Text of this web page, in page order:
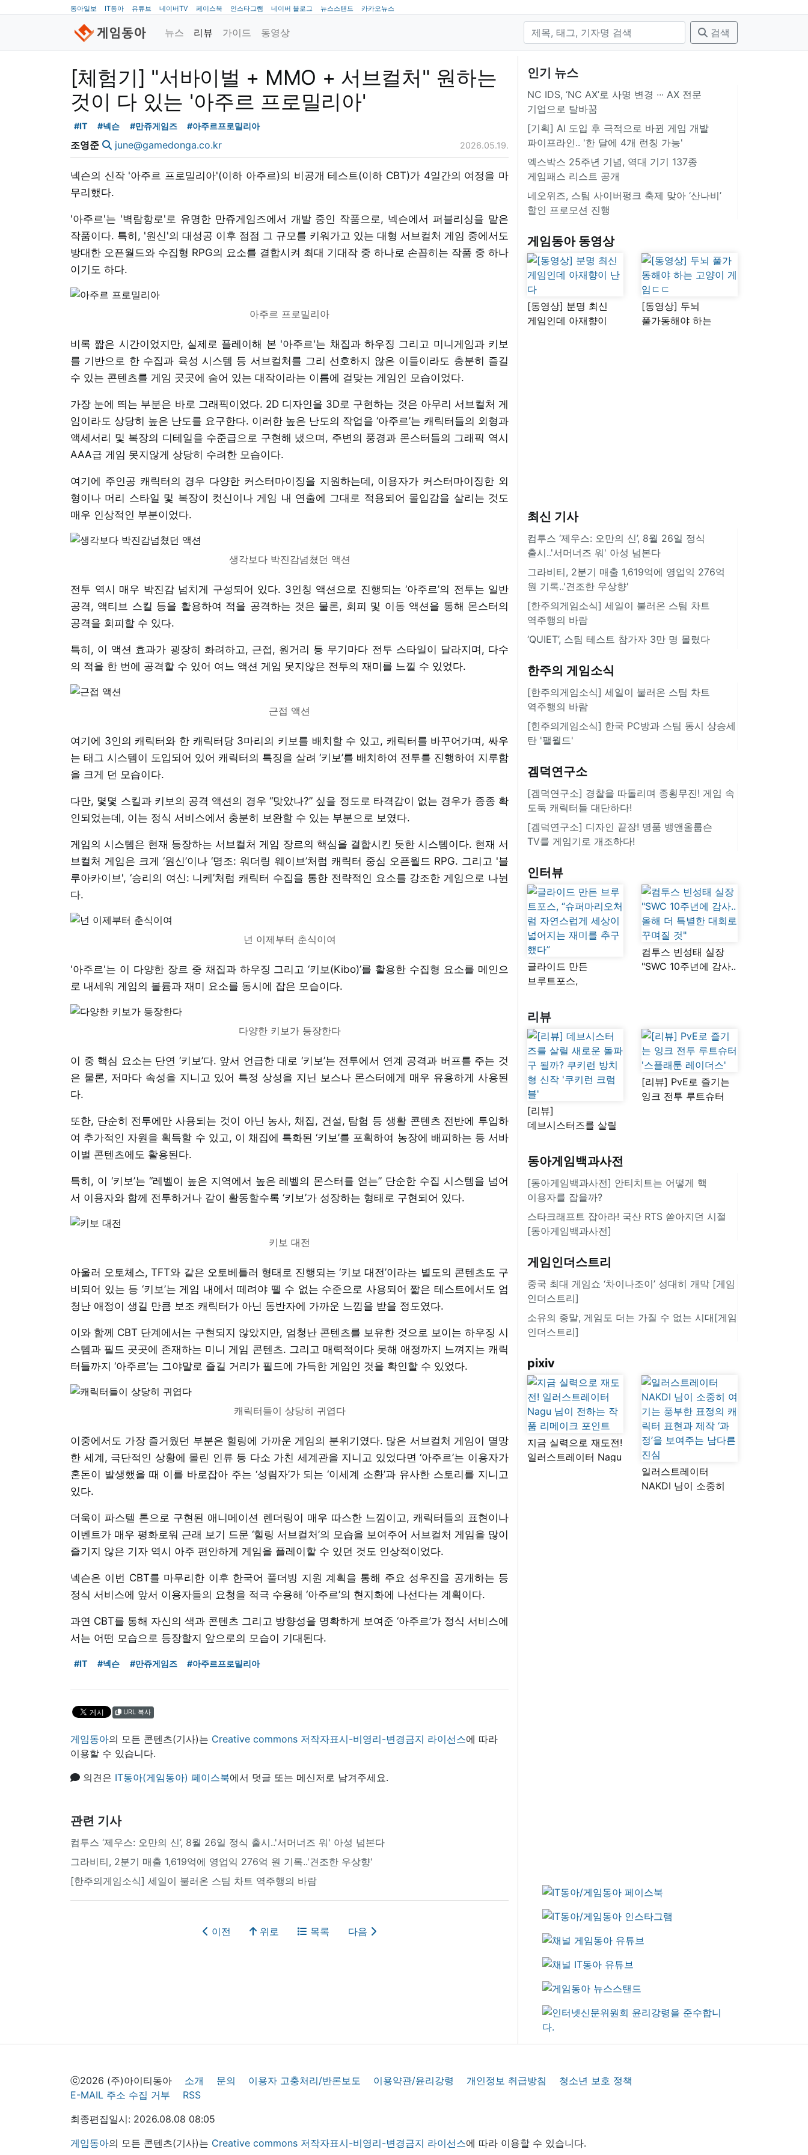
동아일보 IT동아 유튜브 네이버TV 페이스북 인스타그램 네이버 블로그 뉴스스탠드 카카오뉴스
뉴스 리뷰 가이드 동영상 검색
[체험기] "서바이벌 + MMO + 서브컬처" 원하는
것이 다 있는 '아주르 프로밀리아'
#IT #넥슨 #만쥬게임즈 #아주르프로밀리아
조영준 june@gamedonga.co.kr 2026.05.19.
넥슨의 신작 '아주르 프로밀리아'(이하 아주르)의 비공개 테스트(이하 CBT)가 4일간의 여정을 마
무리했다.
'아주르'는 '벽람항로'로 유명한 만쥬게임즈에서 개발 중인 작품으로, 넥슨에서 퍼블리싱을 맡은
작품이다. 특히, '원신'의 대성공 이후 점점 그 규모를 키워가고 있는 대형 서브컬처 게임 중에서도
방대한 오픈월드와 수집형 RPG의 요소를 결합시켜 최대 기대작 중 하나로 손꼽히는 작품 중 하나
이기도 하다.
아주르 프로밀리아
비록 짧은 시간이었지만, 실제로 플레이해 본 '아주르'는 채집과 하우징 그리고 미니게임과 키보
를 기반으로 한 수집과 육성 시스템 등 서브컬처를 그리 선호하지 않은 이들이라도 충분히 즐길
수 있는 콘텐츠를 게임 곳곳에 숨어 있는 대작이라는 이름에 걸맞는 게임인 모습이었다.
가장 눈에 띄는 부분은 바로 그래픽이었다. 2D 디자인을 3D로 구현하는 것은 아무리 서브컬처 게
임이라도 상당히 높은 난도를 요구한다. 이러한 높은 난도의 작업을 ‘아주르’는 캐릭터들의 외형과
액세서리 및 복장의 디테일을 수준급으로 구현해 냈으며, 주변의 풍경과 몬스터들의 그래픽 역시
AAA급 게임 못지않게 상당히 수려한 모습이다.
여기에 주인공 캐릭터의 경우 다양한 커스터마이징을 지원하는데, 이용자가 커스터마이징한 외
형이나 머리 스타일 및 복장이 컷신이나 게임 내 연출에 그대로 적용되어 몰입감을 살리는 것도
매우 인상적인 부분이었다.
생각보다 박진감넘쳤던 액션
전투 역시 매우 박진감 넘치게 구성되어 있다. 3인칭 액션으로 진행되는 ‘아주르’의 전투는 일반
공격, 액티브 스킬 등을 활용하여 적을 공격하는 것은 물론, 회피 및 이동 액션을 통해 몬스터의
공격을 회피할 수 있다.
특히, 이 액션 효과가 굉장히 화려하고, 근접, 원거리 등 무기마다 전투 스타일이 달라지며, 다수
의 적을 한 번에 공격할 수 있어 여느 액션 게임 못지않은 전투의 재미를 느낄 수 있었다.
근접 액션
여기에 3인의 캐릭터와 한 캐릭터당 3마리의 키보를 배치할 수 있고, 캐릭터를 바꾸어가며, 싸우
는 태그 시스템이 도입되어 있어 캐릭터의 특징을 살려 ‘키보’를 배치하여 전투를 진행하여 지루함
을 크게 던 모습이다.
다만, 몇몇 스킬과 키보의 공격 액션의 경우 “맞았나?” 싶을 정도로 타격감이 없는 경우가 종종 확
인되었는데, 이는 정식 서비스에서 충분히 보완할 수 있는 부분으로 보였다.
게임의 시스템은 현재 등장하는 서브컬처 게임 장르의 핵심을 결합시킨 듯한 시스템이다. 현재 서
브컬처 게임은 크게 ‘원신’이나 ‘명조: 워더링 웨이브’처럼 캐릭터 중심 오픈월드 RPG. 그리고 '블
루아카이브', ‘승리의 여신: 니케’처럼 캐릭터 수집을 통한 전략적인 요소를 강조한 게임으로 나뉜
다.
넌 이제부터 춘식이여
'아주르'는 이 다양한 장르 중 채집과 하우징 그리고 ‘키보(Kibo)’를 활용한 수집형 요소를 메인으
로 내세워 게임의 볼륨과 재미 요소를 동시에 잡은 모습이다.
다양한 키보가 등장한다
이 중 핵심 요소는 단연 ‘키보’다. 앞서 언급한 대로 ‘키보’는 전투에서 연계 공격과 버프를 주는 것
은 물론, 저마다 속성을 지니고 있어 특정 상성을 지닌 보스나 몬스터에게 매우 유용하게 사용된
다.
또한, 단순히 전투에만 사용되는 것이 아닌 농사, 채집, 건설, 탐험 등 생활 콘텐츠 전반에 투입하
여 추가적인 자원을 획득할 수 있고, 이 채집에 특화된 ‘키보’를 포획하여 농장에 배피하는 등 서바
이벌 콘텐츠에도 활용된다.
특히, 이 ‘키보’는 “레벨이 높은 지역에서 높은 레벨의 몬스터를 얻는” 단순한 수집 시스템을 넘어
서 이용자와 함께 전투하거나 같이 활동할수록 ‘키보’가 성장하는 형태로 구현되어 있다.
키보 대전
아울러 오토체스, TFT와 같은 오토베틀러 형태로 진행되는 ‘키보 대전’이라는 별도의 콘텐츠도 구
비되어 있는 등 ‘키보’는 게임 내에서 떼려야 뗄 수 없는 수준으로 사용되어 짧은 테스트에서도 엄
청난 애정이 생길 만큼 보조 캐릭터가 아닌 동반자에 가까운 느낌을 받을 정도였다.
이와 함께 CBT 단계에서는 구현되지 않았지만, 엄청난 콘텐츠를 보유한 것으로 보이는 하우징 시
스템과 필드 곳곳에 존재하는 미니 게임 콘텐츠. 그리고 매력적이다 못해 애정까지 느껴지는 캐릭
터들까지 ‘아주르’는 그야말로 즐길 거리가 필드에 가득한 게임인 것을 확인할 수 있었다.
캐릭터들이 상당히 귀엽다
이중에서도 가장 즐거웠던 부분은 힐링에 가까운 게임의 분위기였다. 많은 서브컬처 게임이 멸망
한 세계, 극단적인 상황에 몰린 인류 등 다소 가친 세계관을 지니고 있었다면 ‘아주르’는 이용자가
혼돈이 발생했을 때 이를 바로잡아 주는 ‘성림자’가 되는 ‘이세계 소환’과 유사한 스토리를 지니고
있다.
더욱이 파스텔 톤으로 구현된 애니메이션 렌더링이 매우 따스한 느낌이고, 캐릭터들의 표현이나
이벤트가 매우 평화로워 근래 보기 드문 ‘힐링 서브컬처’의 모습을 보여주어 서브컬처 게임을 많이
즐기지 않은 기자 역시 아주 편안하게 게임을 플레이할 수 있던 것도 인상적이었다.
넥슨은 이번 CBT를 마무리한 이후 한국어 풀더빙 지원 계획을 통해 주요 성우진을 공개하는 등
정식 서비스에 앞서 이용자들의 요청을 적극 수용해 ‘아주르’의 현지화에 나선다는 계획이다.
과연 CBT를 통해 자신의 색과 콘텐츠 그리고 방향성을 명확하게 보여준 ‘아주르’가 정식 서비스에
서는 어떤 모습으로 등장할지 앞으로의 모습이 기대된다.
#IT #넥슨 #만쥬게임즈 #아주르프로밀리아
URL 복사
게임동아의 모든 콘텐츠(기사)는 Creative commons 저작자표시-비영리-변경금지 라이선스에 따라
이용할 수 있습니다.
의견은 IT동아(게임동아) 페이스북에서 덧글 또는 메신저로 남겨주세요.
관련 기사
컴투스 ‘제우스: 오만의 신’, 8월 26일 정식 출시..'서머너즈 워' 아성 넘본다
그라비티, 2분기 매출 1,619억에 영업익 276억 원 기록..'견조한 우상향'
[한주의게임소식] 세일이 불러온 스팀 차트 역주행의 바람
이전 위로 목록 다음
인기 뉴스
NC IDS, ‘NC AX’로 사명 변경 ∙∙∙ AX 전문
기업으로 탈바꿈
[기획] AI 도입 후 극적으로 바뀐 게임 개발
파이프라인.. '한 달에 4개 런칭 가능'
엑스박스 25주년 기념, 역대 기기 137종
게임패스 리스트 공개
네오위즈, 스팀 사이버펑크 축제 맞아 ‘산나비’
할인 프로모션 진행
게임동아 동영상
[동영상] 분명 최신
게임인데 아재향이
[동영상] 두뇌
풀가동해야 하는
최신 기사
컴투스 ‘제우스: 오만의 신’, 8월 26일 정식
출시..'서머너즈 워' 아성 넘본다
그라비티, 2분기 매출 1,619억에 영업익 276억
원 기록..'견조한 우상향'
[한주의게임소식] 세일이 불러온 스팀 차트
역주행의 바람
‘QUIET’, 스팀 테스트 참가자 3만 명 몰렸다
한주의 게임소식
[한주의게임소식] 세일이 불러온 스팀 차트
역주행의 바람
[힌주의게임소식] 한국 PC방과 스팀 동시 상승세
탄 '팰월드'
겜덕연구소
[겜덕연구소] 경찰을 따돌리며 종횡무진! 게임 속
도둑 캐릭터들 대단하다!
[겜덕연구소] 디자인 끝장! 명품 뱅앤올룹슨
TV를 게임기로 개조하다!
인터뷰
글라이드 만든
브루트포스,
자연스럽게 세상이
넓어지는 재미를
추구했다”
컴투스 빈성태 실장
"SWC 10주년에 감사..
리뷰
[리뷰]
데브시스터즈를 살릴
쿠키런 방치형 신작
'쿠키런 크럼블'
[리뷰] PvE로 즐기는
잉크 전투 루트슈터
동아게임백과사전
[동아게임백과사전] 안티치트는 어떻게 핵
이용자를 잡을까?
스타크래프트 잡아라! 국산 RTS 쏟아지던 시절
[동아게임백과사전]
게임인더스트리
중국 최대 게임쇼 ‘차이나조이’ 성대히 개막 [게임
인더스트리]
소유의 종말, 게임도 더는 가질 수 없는 시대[게임
인더스트리]
pixiv
지금 실력으로 재도전!
일러스트레이터 Nagu
일러스트레이터
NAKDI 님이 소중히
ⓒ2026 (주)아이티동아 소개 문의 이용자 고충처리/반론보도 이용약관/윤리강령 개인정보 취급방침
청소년 보호 정책
E-MAIL 주소 수집 거부
RSS
최종편집일시: 2026.08.08 08:05
게임동아의 모든 콘텐츠(기사)는 Creative commons 저작자표시-비영리-변경금지 라이선스에 따라 이용할 수 있습니다.